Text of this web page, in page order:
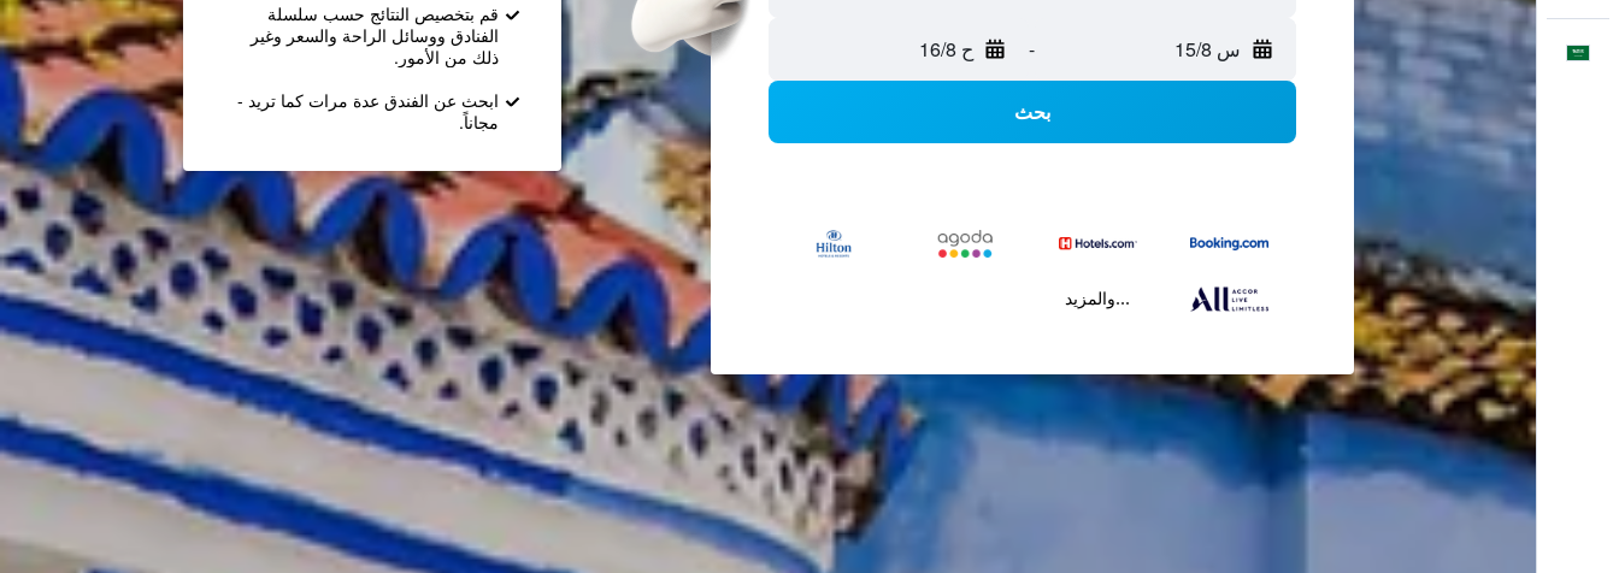
العَرَبِيَّة س 15/8 - ح 16/8
بحث
...والمزيد
قم بتخصيص النتائج حسب سلسلة
الفنادق ووسائل الراحة والسعر وغير
ذلك من الأمور.
ابحث عن الفندق عدة مرات كما تريد -
مجاناً.